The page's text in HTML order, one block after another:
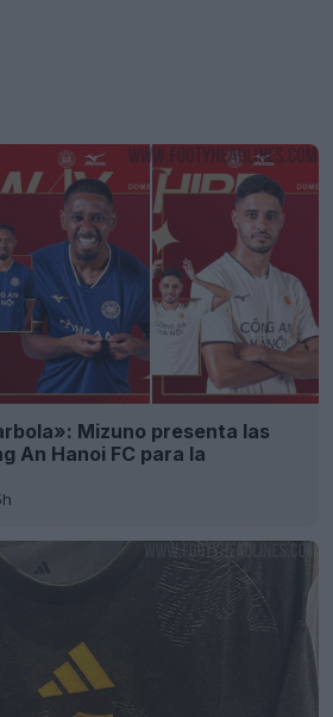
Mizuno presenta las
An Hanoi FC para la